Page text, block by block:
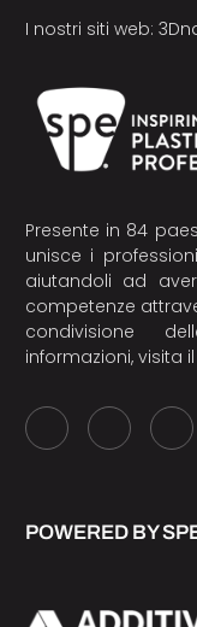
I nostri siti web:
Presente in 84
unisce i
aiutandoli ad
competenze
condivisione
informazioni, visita
POWERED BY